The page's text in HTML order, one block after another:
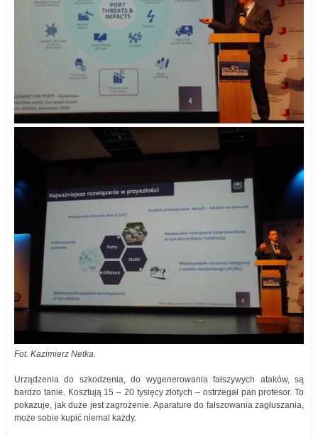
Fot. Kazimierz Netka.
Urządzenia do szkodzenia, do wygenerowania fałszywych ataków, są
bardzo tanie. Kosztują 15 – 20 tysięcy złotych – ostrzegał pan profesor. To
pokazuje, jak duże jest zagrożenie. Aparature do fałszowania zagłuszania,
może sobie kupić niemal każdy.